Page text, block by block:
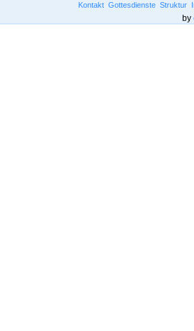
Kontakt Gottesdienste Struktur
by